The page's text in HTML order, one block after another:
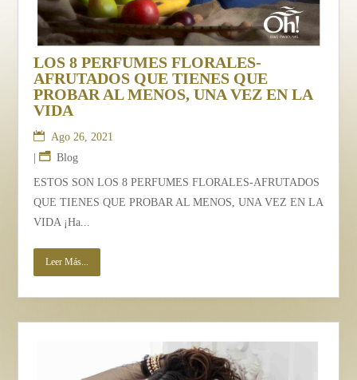
LOS 8 PERFUMES FLORALES-
AFRUTADOS QUE TIENES QUE
PROBAR AL MENOS, UNA VEZ EN LA
VIDA
Ago 26, 2021
|
Blog
ESTOS SON LOS 8 PERFUMES FLORALES-AFRUTADOS
QUE TIENES QUE PROBAR AL MENOS, UNA VEZ EN LA
VIDA ¡Ha...
Leer Más...